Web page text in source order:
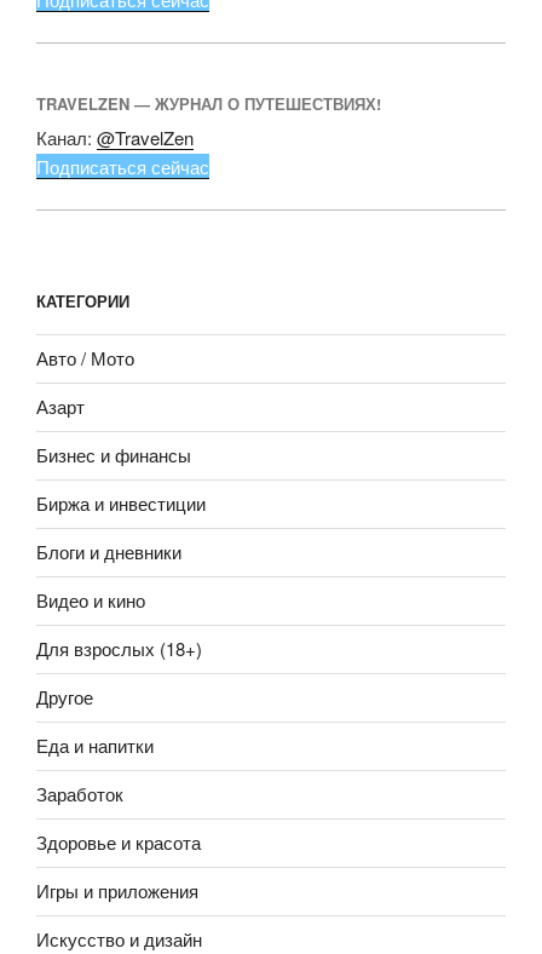
TRAVELZEN — ЖУРНАЛ О ПУТЕШЕСТВИЯХ!
Канал: @TravelZen
Подписаться сейчас
КАТЕГОРИИ
Авто / Мото
Азарт
Бизнес и финансы
Биржа и инвестиции
Блоги и дневники
Видео и кино
Для взрослых (18+)
Другое
Еда и напитки
Заработок
Здоровье и красота
Игры и приложения
Искусство и дизайн